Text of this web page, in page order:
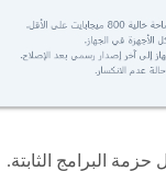
البرامج الثابتة.